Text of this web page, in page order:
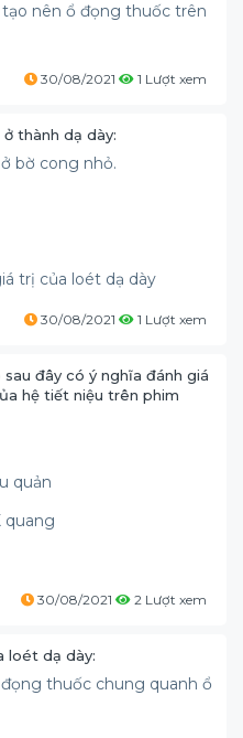
tạo nên ổ đọng thuốc trên
30/08/2021 1 Lượt xem
thành dạ dày:
bờ cong nhỏ.
trị của loét dạ dày
30/08/2021 1 Lượt xem
đây có ý nghĩa đánh giá
hệ tiết niệu trên phim
quản
quang
30/08/2021 2 Lượt xem
loét dạ dày:
thuốc chung quanh ổ